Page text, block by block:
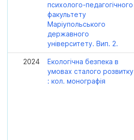
психолого-педагогічного
факультету
Маріупольського
державного
університету. Вип. 2.
2024
Екологічна безпека в
умовах сталого розвитку
: кол. монографія